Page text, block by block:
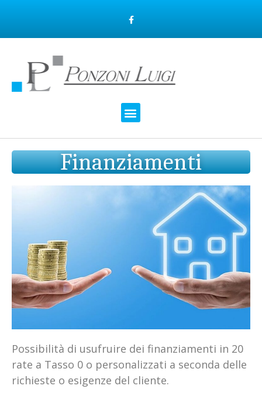
Finanziamenti
Possibilità di usufruire dei finanziamenti in 20
rate a Tasso 0 o personalizzati a seconda delle
richieste o esigenze del cliente.